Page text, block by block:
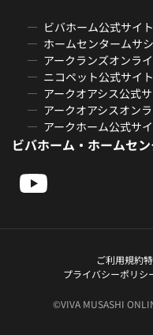
ビバホーム公式サイト
ホームセンタームサ
アークランズオンラ
ニコペット公式サイト
アークオアシス公式
アークオアシスオン
アークホーム公式サ
ビバホーム・ホームセ
ご利用規約
プライバシーポリシ
©VIVA MUSASHI